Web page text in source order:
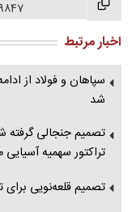
اخبار مرتبط
سپاهان و فولاد از
شد
تصمیم جنجالی گرفته
تراکتور سهمیه آسیایی
تصمیم قلعه‌نویی